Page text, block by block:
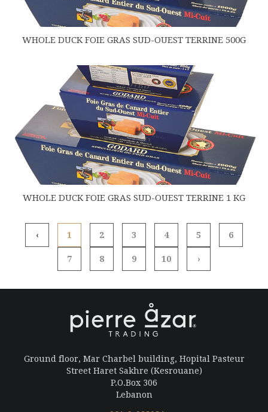
WHOLE DUCK FOIE GRAS SUD-OUEST TERRINE 500G
WHOLE DUCK FOIE GRAS SUD-OUEST TERRINE 1 KG
‹ 1 2 3 4 5 6
7 8 9 10 ›
Ground floor, Mar Charbel building, Hopital Pasteur
Street Haret Sakhre (Kesrouane)
P.O.Box 306
Lebanon